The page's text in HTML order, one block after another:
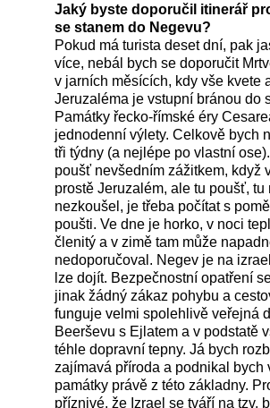
Jaký byste doporučil itinerář
se stanem do Negevu?
Pokud má turista deset dní, pak
více, nebál bych se doporučit
v jarních měsících, kdy vše kvete
Jeruzaléma je vstupní bránou do
Památky řecko-římské éry
jednodenní výlety. Celkově bych
tři týdny (a nejlépe po vlastní
poušť nevšedním zážitkem, když
prostě Jeruzalém, ale tu poušť,
nezkoušel, je třeba počítat s
poušti. Ve dne je horko, v noci
členitý a v zimě tam může
nedoporučoval. Negev je na
lze dojít. Bezpečnostní opatření
jinak žádný zákaz pohybu a
funguje velmi spolehlivě veřejná
Beerševu s Ejlatem a v podstatě
téhle dopravní tepny. Já bych
zajímavá příroda a podnikal bych
památky právě z této základny.
příznivé, že Izrael se tváří na tzv.